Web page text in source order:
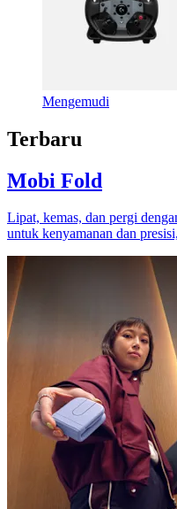
Mengemudi
Terbaru
Mobi Fold
Lipat, kemas, dan pergi
untuk kenyamanan dan